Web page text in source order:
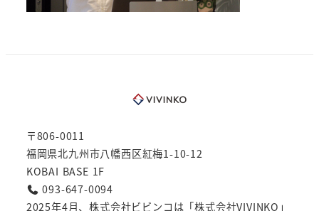
〒806-0011
福岡県北九州市八幡西区紅梅1-10-12
KOBAI BASE 1F
093-647-0094
2025年4月、株式会社ビビンコは「株式会社VIVINKO」